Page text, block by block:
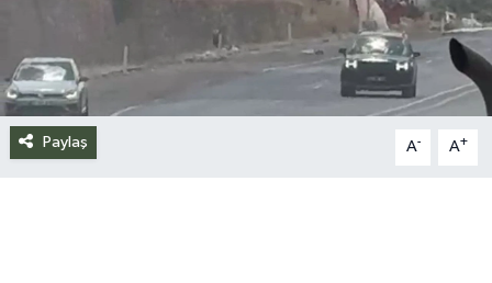
Paylaş A- A+
Teknoloji
Yazarlar